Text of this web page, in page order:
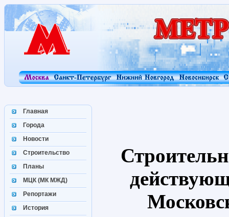
Главная
Города
Новости
Строительство
Планы
МЦК (МК МЖД)
Репортажи
История